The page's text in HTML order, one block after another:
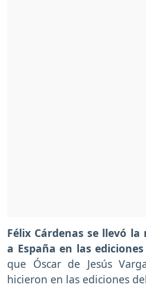
Félix Cárdenas se llevó
a España en las ediciones
que Óscar de Jesús
hicieron en las ediciones